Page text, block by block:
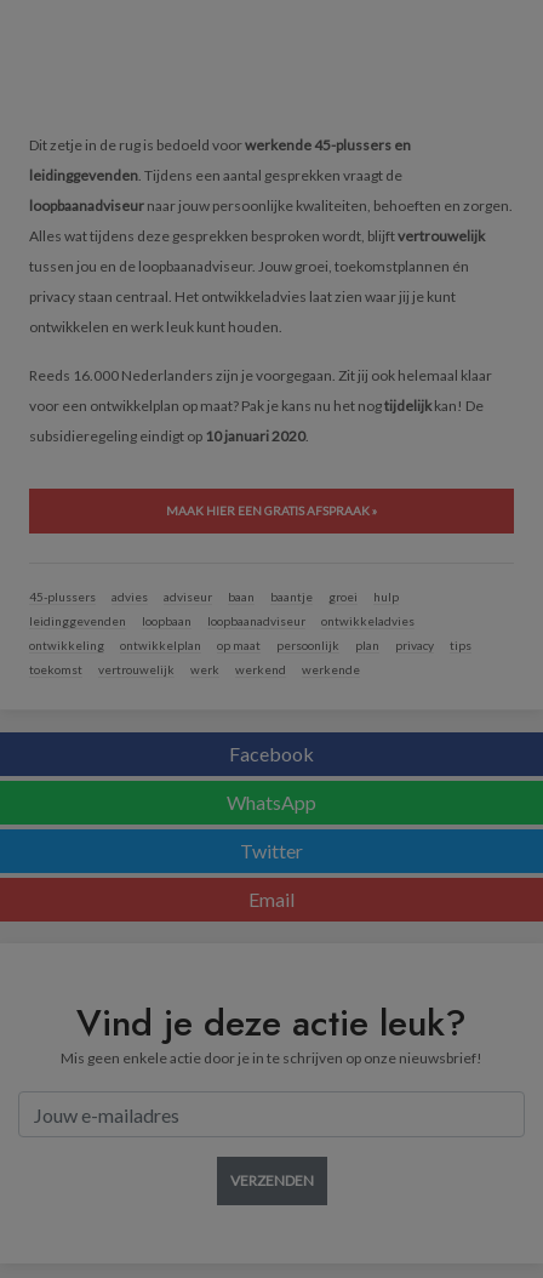
Dit zetje in de rug is bedoeld voorwerkende 45-plussers en
leidinggevenden. Tijdens een aantal gesprekken vraagt de
loopbaanadviseur naar jouw persoonlijke kwaliteiten, behoeften en zorgen.
Alles wat tijdens deze gesprekken besproken wordt, blijftvertrouwelijk
tussen jou en de loopbaanadviseur. Jouw groei, toekomstplannen én
privacy staan centraal. Het ontwikkeladvies laat zien waar jij je kunt
ontwikkelen en werk leuk kunt houden.
Reeds 16.000 Nederlanders zijn je voorgegaan. Zit jij ook helemaal klaar
voor een ontwikkelplan op maat? Pak je kans nu het nogtijdelijkkan! De
subsidieregeling eindigt op 10 januari 2020.
MAAK HIER EEN GRATIS AFSPRAAK »
45-plussers advies adviseur baan baantje groei
hulp
leidinggevenden
loopbaan loopbaanadviseur
ontwikkeladvies
ontwikkeling
ontwikkelplan op maat persoonlijk plan privacy
tips
toekomst
vertrouwelijk werk werkend werkende
Facebook
WhatsApp
Twitter
Email
Vind je deze actie leuk?
Mis geen enkele actie door je in te schrijven op onze nieuwsbrief!
VERZENDEN